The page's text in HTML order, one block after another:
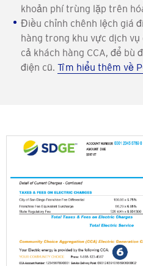
khoản phí trùng lặp trên
Điều chỉnh chênh lệch giá
hàng trong khu vực dịch vụ
cả khách hàng CCA, để bù
điện cũ. Tìm hiểu thêm về